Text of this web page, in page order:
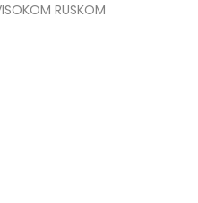
RUSKOM